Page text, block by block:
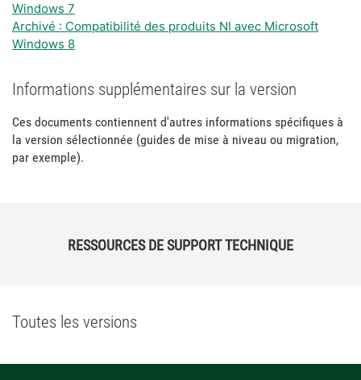
Windows 7
Archivé : Compatibilité des produits NI avec Microsoft
Windows 8
Informations supplémentaires sur la version
Ces documents contiennent d'autres informations spécifiques à
la version sélectionnée (guides de mise à niveau ou migration,
par exemple).
RESSOURCES DE SUPPORT TECHNIQUE
Toutes les versions